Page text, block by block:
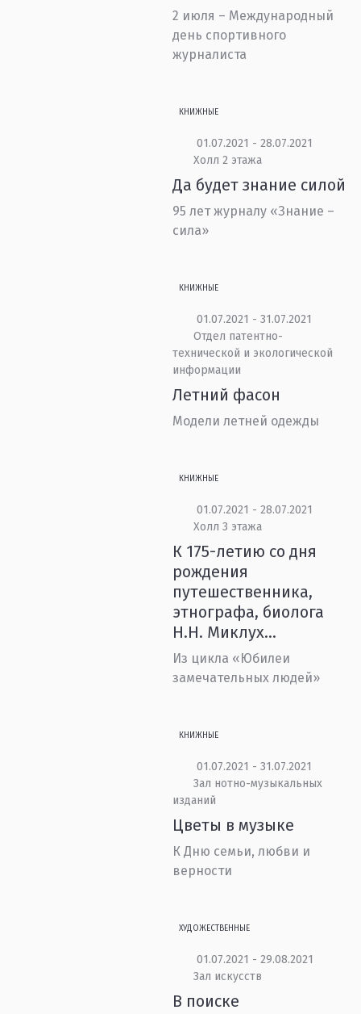
2 июля – Международный
день спортивного
журналиста
КНИЖНЫЕ
01.07.2021 - 28.07.2021
Холл 2 этажа
Да будет знание силой
95 лет журналу «Знание –
сила»
КНИЖНЫЕ
01.07.2021 - 31.07.2021
Отдел патентно-
технической и экологической
информации
Летний фасон
Модели летней одежды
КНИЖНЫЕ
01.07.2021 - 28.07.2021
Холл 3 этажа
К 175-летию со дня
рождения
путешественника,
этнографа, биолога
Н.Н. Миклух...
Из цикла «Юбилеи
замечательных людей»
КНИЖНЫЕ
01.07.2021 - 31.07.2021
Зал нотно-музыкальных
изданий
Цветы в музыке
К Дню семьи, любви и
верности
ХУДОЖЕСТВЕННЫЕ
01.07.2021 - 29.08.2021
Зал искусств
В поиске